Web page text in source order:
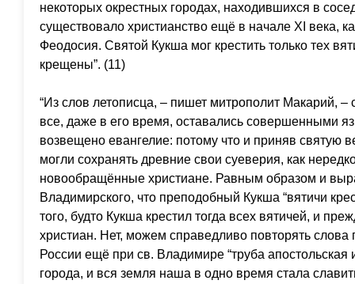
некоторых окрестных городах, находившихся в
существовало христианство ещё в начале ХI века,
Феодосия. Святой Кукша мог крестить только тех
крещены”. (11)
“Из слов летописца, – пишет митрополит Макарий, –
все, даже в его время, оставались совершенными
возвещено евангелие: потому что и приняв святую
могли сохранять древние свои суеверия, как
новообращённые христиане. Равным образом и
Владимирского, что преподобный Кукша “вятичи
того, будто Кукша крестил тогда всех вятичей, и
христиан. Нет, можем справедливо повторять слова
России ещё при св. Владимире “труба апостольская
города, и вся земля наша в одно время стала